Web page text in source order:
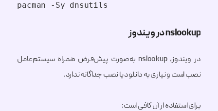
pacman -Sy dnsutils
nslookup در ویندوز
در ویندوز، nslookup به‌صورت پیش‌فرض همراه سیستم‌عامل
نصب است و نیازی به دانلود یا نصب جداگانه ندارد.
برای استفاده از آن کافی است: